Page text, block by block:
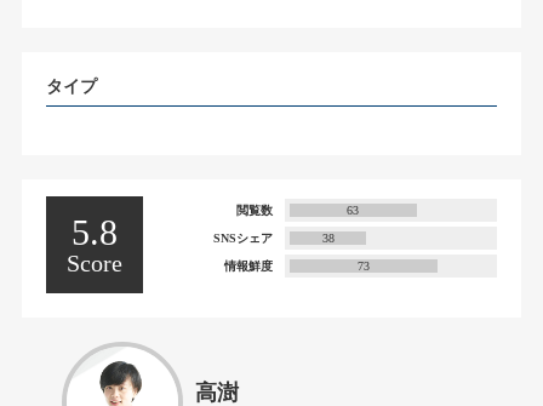
タイプ
5.8
Score
閲覧数 63
SNSシェア 38
情報鮮度 73
高澍